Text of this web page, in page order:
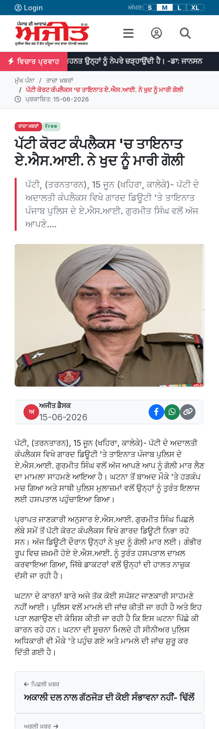
Login ਅੱਖਰ: S M L XL
ਵਿਚਾਰ ਪ੍ਰਵਾਹ
ਹੈ ਤੇ ਮਿਹਨਤ ਉਨ੍ਹਾਂ ਨੂੰ ਨੇਪਰੇ ਚੜ੍ਹਾਉਂਦੀ ਹੈ। -ਡਾ: ਜਾਨਸਨ ਜੇਕਰ
ਮੁੱਖ ਪੰਨਾ
ਤਾਜ਼ਾ ਖ਼ਬਰਾਂ
ਪੱਟੀ ਕੋਰਟ ਕੰਪਲੈਕਸ 'ਚ ਤਾਇਨਾਤ ਏ.ਐਸ.ਆਈ. ਨੇ ਖੁਦ ਨੂੰ ਮਾਰੀ ਗੋਲੀ
ਪ੍ਰਕਾਸ਼ਿਤ: 15-06-2026
ਤਾਜ਼ਾ ਖ਼ਬਰਾਂ Free
ਪੱਟੀ ਕੋਰਟ ਕੰਪਲੈਕਸ 'ਚ ਤਾਇਨਾਤ
ਏ.ਐਸ.ਆਈ. ਨੇ ਖੁਦ ਨੂੰ ਮਾਰੀ ਗੋਲੀ
ਪੱਟੀ, (ਤਰਨਤਾਰਨ), 15 ਜੂਨ (ਖਹਿਰਾ, ਕਾਲੇਕੇ)- ਪੱਟੀ ਦੇ
ਅਦਾਲਤੀ ਕੰਪਲੈਕਸ ਵਿਖੇ ਗਾਰਦ ਡਿਊਟੀ 'ਤੇ ਤਾਇਨਾਤ
ਪੰਜਾਬ ਪੁਲਿਸ ਦੇ ਏ.ਐਸ.ਆਈ. ਗੁਰਮੀਤ ਸਿੰਘ ਵਲੋਂ ਅੱਜ
ਆਪਣੇ....
ਅ
ਅਜੀਤ ਡੈਸਕ
15-06-2026
ਪੱਟੀ, (ਤਰਨਤਾਰਨ), 15 ਜੂਨ (ਖਹਿਰਾ, ਕਾਲੇਕੇ)- ਪੱਟੀ ਦੇ ਅਦਾਲਤੀ
ਕੰਪਲੈਕਸ ਵਿਖੇ ਗਾਰਦ ਡਿਊਟੀ 'ਤੇ ਤਾਇਨਾਤ ਪੰਜਾਬ ਪੁਲਿਸ ਦੇ
ਏ.ਐਸ.ਆਈ. ਗੁਰਮੀਤ ਸਿੰਘ ਵਲੋਂ ਅੱਜ ਆਪਣੇ ਆਪ ਨੂੰ ਗੋਲੀ ਮਾਰ ਲੈਣ
ਦਾ ਮਾਮਲਾ ਸਾਹਮਣੇ ਆਇਆ ਹੈ। ਘਟਨਾ ਤੋਂ ਬਾਅਦ ਮੌਕੇ 'ਤੇ ਹੜਕੰਪ
ਮਚ ਗਿਆ ਅਤੇ ਸਾਥੀ ਪੁਲਿਸ ਮੁਲਾਜ਼ਮਾਂ ਵਲੋਂ ਉਨ੍ਹਾਂ ਨੂੰ ਤੁਰੰਤ ਇਲਾਜ
ਲਈ ਹਸਪਤਾਲ ਪਹੁੰਚਾਇਆ ਗਿਆ।
ਪ੍ਰਾਪਤ ਜਾਣਕਾਰੀ ਅਨੁਸਾਰ ਏ.ਐਸ.ਆਈ. ਗੁਰਮੀਤ ਸਿੰਘ ਪਿਛਲੇ
ਲੰਬੇ ਸਮੇਂ ਤੋਂ ਪੱਟੀ ਕੋਰਟ ਕੰਪਲੈਕਸ ਵਿਖੇ ਗਾਰਦ ਡਿਊਟੀ ਨਿਭਾ ਰਹੇ
ਸਨ। ਅੱਜ ਡਿਊਟੀ ਦੌਰਾਨ ਉਨ੍ਹਾਂ ਨੇ ਖੁਦ ਨੂੰ ਗੋਲੀ ਮਾਰ ਲਈ। ਗੰਭੀਰ
ਰੂਪ ਵਿਚ ਜ਼ਖ਼ਮੀ ਹੋਏ ਏ.ਐਸ.ਆਈ. ਨੂੰ ਤੁਰੰਤ ਹਸਪਤਾਲ ਦਾਖ਼ਲ
ਕਰਵਾਇਆ ਗਿਆ, ਜਿੱਥੇ ਡਾਕਟਰਾਂ ਵਲੋਂ ਉਨ੍ਹਾਂ ਦੀ ਹਾਲਤ ਨਾਜ਼ੁਕ
ਦੱਸੀ ਜਾ ਰਹੀ ਹੈ।
ਘਟਨਾ ਦੇ ਕਾਰਨਾਂ ਬਾਰੇ ਅਜੇ ਤੱਕ ਕੋਈ ਸਪੱਸ਼ਟ ਜਾਣਕਾਰੀ ਸਾਹਮਣੇ
ਨਹੀਂ ਆਈ। ਪੁਲਿਸ ਵਲੋਂ ਮਾਮਲੇ ਦੀ ਜਾਂਚ ਕੀਤੀ ਜਾ ਰਹੀ ਹੈ ਅਤੇ ਇਹ
ਪਤਾ ਲਗਾਉਣ ਦੀ ਕੋਸ਼ਿਸ਼ ਕੀਤੀ ਜਾ ਰਹੀ ਹੈ ਕਿ ਇਸ ਘਟਨਾ ਪਿੱਛੇ ਕੀ
ਕਾਰਨ ਰਹੇ ਹਨ। ਘਟਨਾ ਦੀ ਸੂਚਨਾ ਮਿਲਦੇ ਹੀ ਸੀਨੀਅਰ ਪੁਲਿਸ
ਅਧਿਕਾਰੀ ਵੀ ਮੌਕੇ 'ਤੇ ਪਹੁੰਚ ਗਏ ਅਤੇ ਮਾਮਲੇ ਦੀ ਜਾਂਚ ਸ਼ੁਰੂ ਕਰ
ਦਿੱਤੀ ਗਈ ਹੈ।
ਪਿਛਲੀ ਖ਼ਬਰ
ਅਕਾਲੀ ਦਲ ਨਾਲ ਗੱਠਜੋੜ ਦੀ ਕੋਈ ਸੰਭਾਵਨਾ ਨਹੀਂ- ਢਿੱਲੋਂ
ਅਗਲੀ ਖ਼ਬਰ